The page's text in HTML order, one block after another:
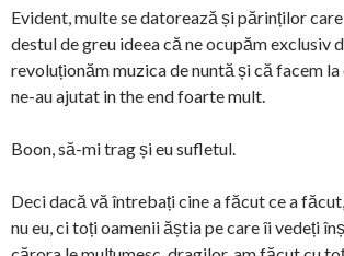
Evident, multe se datorează și părinților
destul de greu ideea că ne ocupăm exclusiv
revoluționăm muzica de nuntă și că facem
ne-au ajutat in the end foarte mult.
Boon, să-mi trag și eu sufletul.
Deci dacă vă întrebați cine a făcut ce a
nu eu, ci toți oamenii ăștia pe care îi vedeți